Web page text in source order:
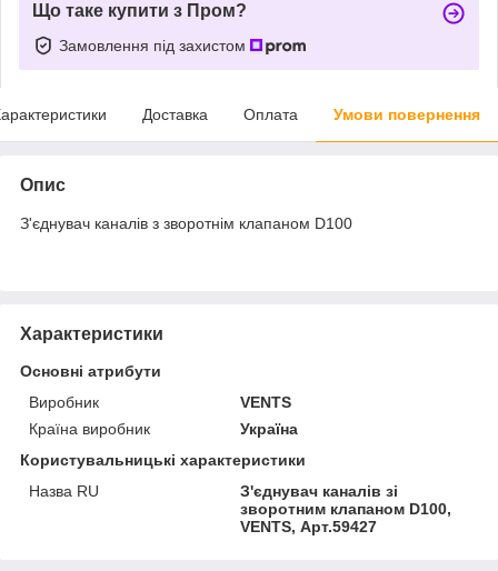
Що таке купити з Пром?
Замовлення під захистом
Доставка Оплата Умови повернення
Опис
З'єднувач каналів з зворотнім клапаном D100
Характеристики
Основні атрибути
Виробник
VENTS
Країна виробник
Україна
Користувальницькі характеристики
Назва RU
З'єднувач каналів зі
зворотним клапаном D100,
VENTS, Арт.59427